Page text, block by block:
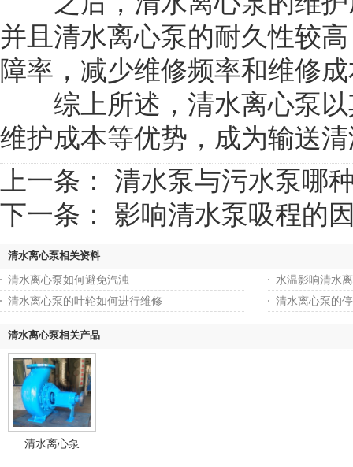
并且清水离心泵的耐久性较
障率，减少维修频率和维修
综上所述，清水离心泵以
维护成本等优势，成为输送
上一条： 清水泵与污水泵哪
下一条： 影响清水泵吸程的
清水离心泵相关资料
清水离心泵如何避免汽浊
水温影响清水
清水离心泵的叶轮如何进行维修
清水离心泵的
清水离心泵相关产品
清水离心泵